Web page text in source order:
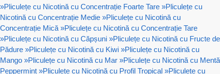
»Pliculețe cu Nicotină cu Concentrație Foarte Tare »Pliculețe cu
Nicotină cu Concentrație Medie »Pliculețe cu Nicotină cu
Concentrație Mică »Pliculețe cu Nicotină cu Concentrație Tare
»Pliculețe cu Nicotină cu Căpșuni »Pliculețe cu Nicotină cu Fructe de
Pădure »Pliculețe cu Nicotină cu Kiwi »Pliculețe cu Nicotină cu
Mango »Pliculețe cu Nicotină cu Mar »Pliculețe cu Nicotină cu Mentă
Peppermint »Pliculețe cu Nicotină cu Profil Tropical »Pliculețe cu